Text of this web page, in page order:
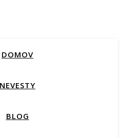
DOMOV
NEVESTY
BLOG